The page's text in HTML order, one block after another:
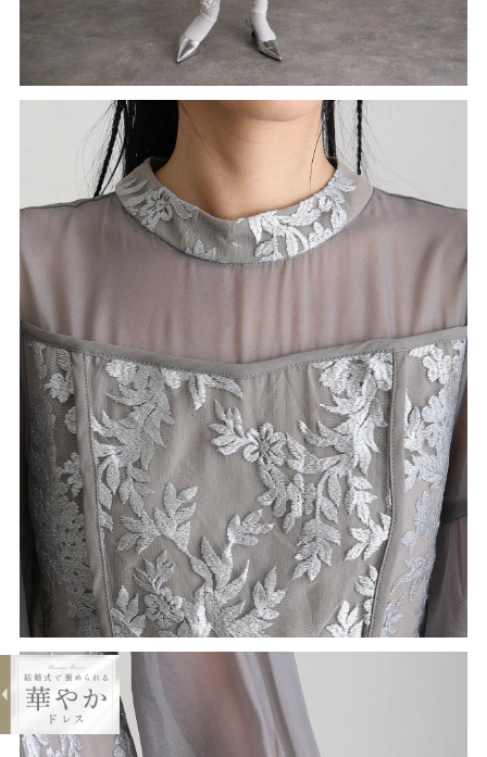
expand_less
キャンディスリーブ刺繍Aラインドレ
ス
¥22,000